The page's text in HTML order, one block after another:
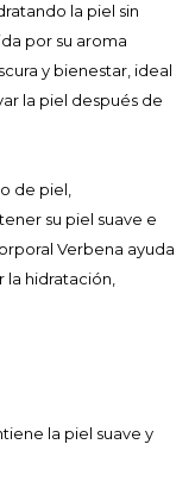
la piel sin
por su aroma
y bienestar, ideal
la piel después de
de piel,
su piel suave e
Verbena ayuda
la hidratación,
la piel suave y